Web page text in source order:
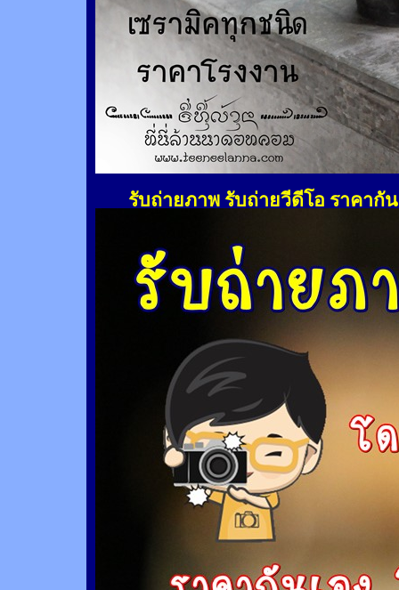
รับถ่ายภาพ รับถ่ายวีดีโอ ราคากั